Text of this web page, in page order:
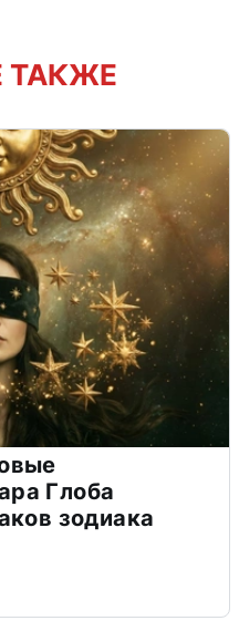
ТАКЖЕ
Глоба
зодиака